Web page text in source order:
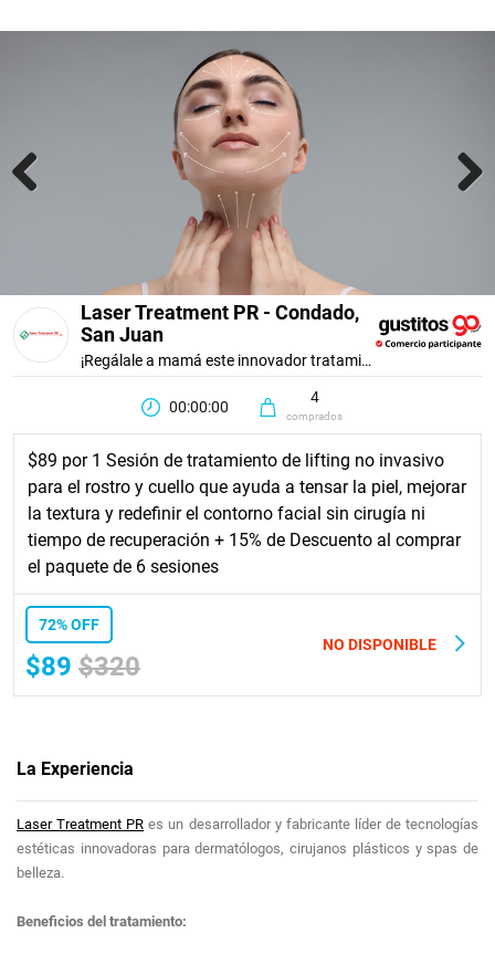
Laser Treatment PR - Condado,
San Juan
¡Regálale a mamá este innovador tratamiento que mejora su piel sin cirugía ni dolor!
00:00:00
4
comprados
$89 por 1 Sesión de tratamiento de lifting no invasivo
para el rostro y cuello que ayuda a tensar la piel, mejorar
la textura y redefinir el contorno facial sin cirugía ni
tiempo de recuperación + 15% de Descuento al comprar
el paquete de 6 sesiones
72% OFF
$89 $320
NO DISPONIBLE
La Experiencia
Laser Treatment PR es un desarrollador y fabricante líder de tecnologías
estéticas innovadoras para dermatólogos, cirujanos plásticos y spas de
belleza.
Beneficios del tratamiento: